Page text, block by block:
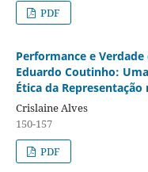
PDF
Performance e Verdade
Eduardo Coutinho:
Ética da
Crislaine Alves
150-157
PDF